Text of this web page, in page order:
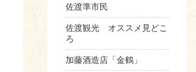
佐渡準市民
佐渡観光 オススメ見どこ
ろ
加藤酒造店「金鶴」